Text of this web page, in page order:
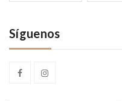
Síguenos